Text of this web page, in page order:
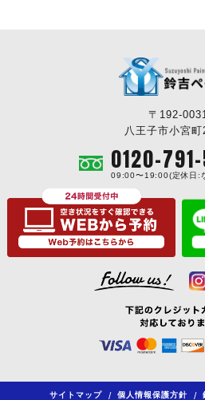
〒192-0031
八王子市小宮町
0120-
09:00〜19:00(定休日:
サイトマップ / 個人情報保護方針 /